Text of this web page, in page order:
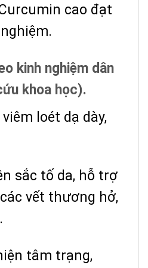
cao đạt
kinh nghiệm dân
khoa học).
loét dạ dày,
sắc tố da, hỗ trợ
vết thương hở,
tâm trạng,